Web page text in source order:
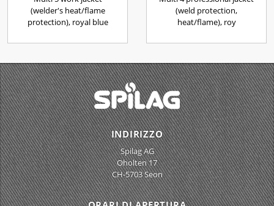
(welder's heat/flame
protection), royal blue
(weld protection,
heat/flame), roy
INDIRIZZO
Spilag AG
Oholten 17
CH-5703 Seon